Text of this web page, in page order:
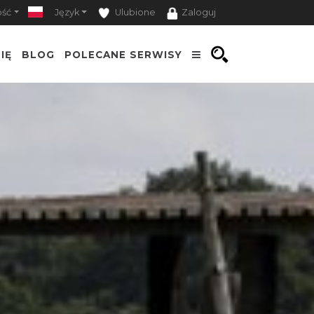
Język Ulubione Zaloguj
BLOG POLECANE SERWISY